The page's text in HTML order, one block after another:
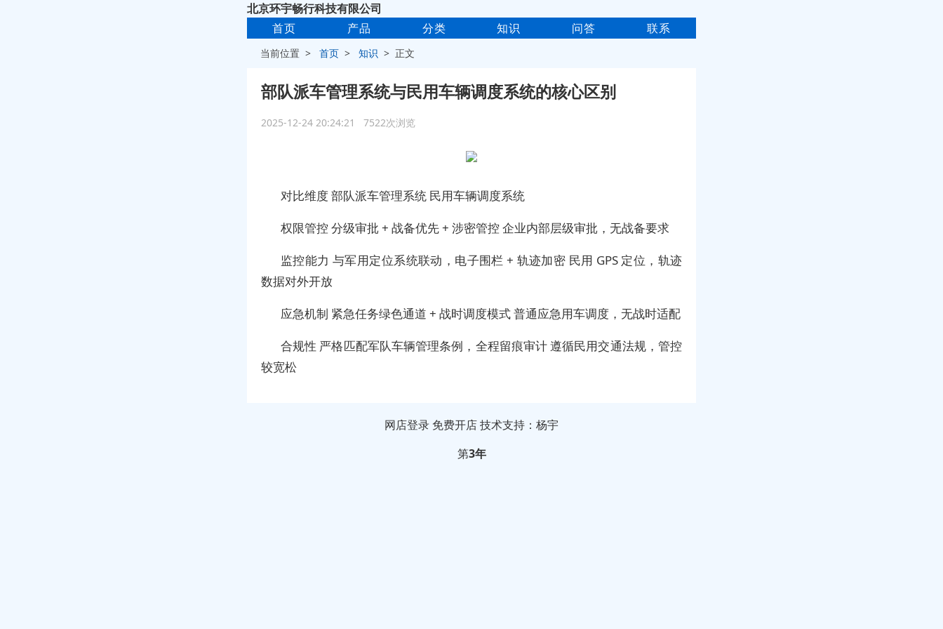
北京环宇畅行科技有限公司
首页
产品 分类 知识 问答 联系
当前位置 >首页 >知识 > 正文
部队派车管理系统与民用车辆调度系统的核心区别
2025-12-24 20:24:21 7522次浏览
对比维度 部队派车管理系统 民用车辆调度系统
权限管控 分级审批 + 战备优先 + 涉密管控 企业内部层级审批，无战备要求
监控能力 与军用定位系统联动，电子围栏 + 轨迹加密 民用 GPS 定位，轨迹
数据对外开放
应急机制 紧急任务绿色通道 + 战时调度模式 普通应急用车调度，无战时适配
合规性 严格匹配军队车辆管理条例，全程留痕审计遵循民用交通法规，管控
较宽松
网店登录 免费开店技术支持：杨宇
第3年